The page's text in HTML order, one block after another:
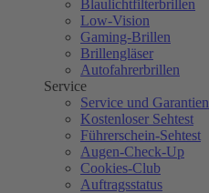
Blaulichtfilterbrillen
Low-Vision
Gaming-Brillen
Brillengläser
Autofahrerbrillen
Service
Service und Garantien
Kostenloser Sehtest
Führerschein-Sehtest
Augen-Check-Up
Cookies-Club
Auftragsstatus